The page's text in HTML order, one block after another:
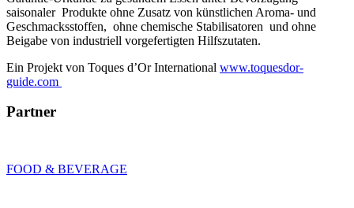
saisonaler Produkte ohne Zusatz von künstlichen Aroma- und
Geschmacksstoffen, ohne chemische Stabilisatoren und ohne
Beigabe von industriell vorgefertigten Hilfszutaten.
Ein Projekt von Toques d’Or International www.toquesdor-
guide.com
Partner
FOOD & BEVERAGE